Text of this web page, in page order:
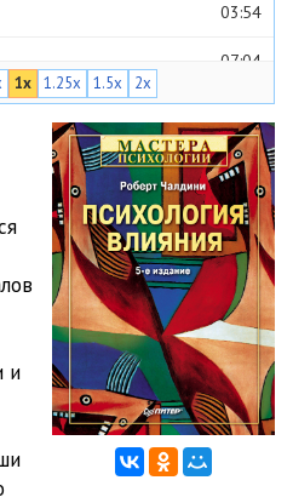
03:54
07:04
мышление 10:45
08:30
10:13
05:49
03:26
является универсальным
07:07
обмена является универсальным
является универсальным
1x 1.25x 1.5x 2x
и